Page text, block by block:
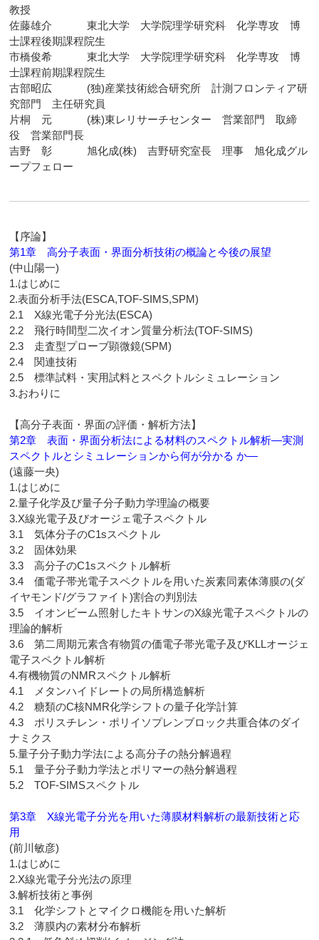
教授
佐藤雄介 東北大学 大学院理学研究科 化学専攻 博
士課程後期課程院生
市橋俊希 東北大学 大学院理学研究科 化学専攻 博
士課程前期課程院生
古部昭広 (独)産業技術総合研究所 計測フロンティア研
究部門 主任研究員
片桐 元 (株)東レリサーチセンター 営業部門 取締
役 営業部門長
吉野 彰 旭化成(株) 吉野研究室長 理事 旭化成グル
ープフェロー
【序論】
第1章 高分子表面・界面分析技術の概論と今後の展望
(中山陽一)
1.はじめに
2.表面分析手法(ESCA,TOF-SIMS,SPM)
2.1 X線光電子分光法(ESCA)
2.2 飛行時間型二次イオン質量分析法(TOF-SIMS)
2.3 走査型プローブ顕微鏡(SPM)
2.4 関連技術
2.5 標準試料・実用試料とスペクトルシミュレーション
3.おわりに
【高分子表面・界面の評価・解析方法】
第2章 表面・界面分析法による材料のスペクトル解析―実測
スペクトルとシミュレーションから何が分かる か―
(遠藤一央)
1.はじめに
2.量子化学及び量子分子動力学理論の概要
3.X線光電子及びオージェ電子スペクトル
3.1 気体分子のC1sスペクトル
3.2 固体効果
3.3 高分子のC1sスペクトル解析
3.4 価電子帯光電子スペクトルを用いた炭素同素体薄膜の(ダ
イヤモンド/グラファイト)割合の判別法
3.5 イオンビーム照射したキトサンのX線光電子スペクトルの
理論的解析
3.6 第二周期元素含有物質の価電子帯光電子及びKLLオージェ
電子スペクトル解析
4.有機物質のNMRスペクトル解析
4.1 メタンハイドレートの局所構造解析
4.2 糖類のC核NMR化学シフトの量子化学計算
4.3 ポリスチレン・ポリイソプレンブロック共重合体のダイ
ナミクス
5.量子分子動力学法による高分子の熱分解過程
5.1 量子分子動力学法とポリマーの熱分解過程
5.2 TOF-SIMSスペクトル
第3章 X線光電子分光を用いた薄膜材料解析の最新技術と応
用
(前川敏彦)
1.はじめに
2.X線光電子分光法の原理
3.解析技術と事例
3.1 化学シフトとマイクロ機能を用いた解析
3.2 薄膜内の素材分布解析